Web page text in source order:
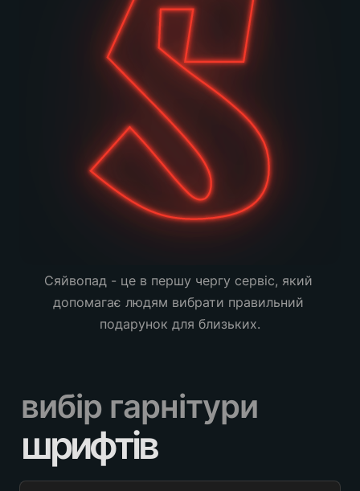
Сяйвопад - це в першу чергу сервіс, який
допомагає людям вибрати правильний
подарунок для близьких.
вибір гарнітури
шрифтів